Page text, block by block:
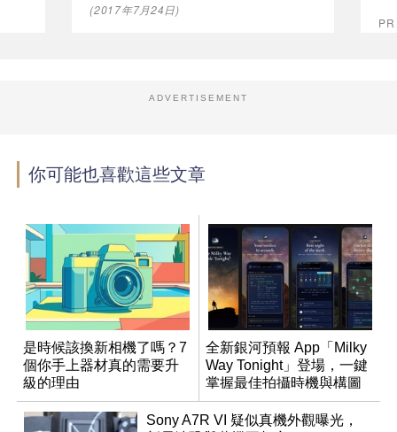
(2017年7月24日)
ADVERTISEMENT
你可能也喜歡這些文章
是時候該換新相機了嗎？7
個你手上器材真的需要升
級的理由
全新銀河預報 App「Milky
Way Tonight」登場，一鍵
掌握最佳拍攝時機與構圖
Sony A7R VI 疑似真機外觀曝光，